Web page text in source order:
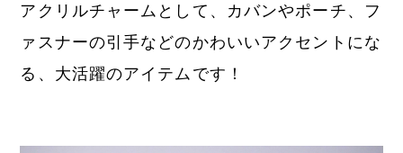
アクリルチャームとして、カバンやポーチ、フ
ァスナーの引手などのかわいいアクセントにな
る、大活躍のアイテムです！